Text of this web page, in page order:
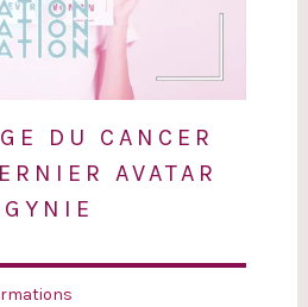
DU CANCER
AVATAR